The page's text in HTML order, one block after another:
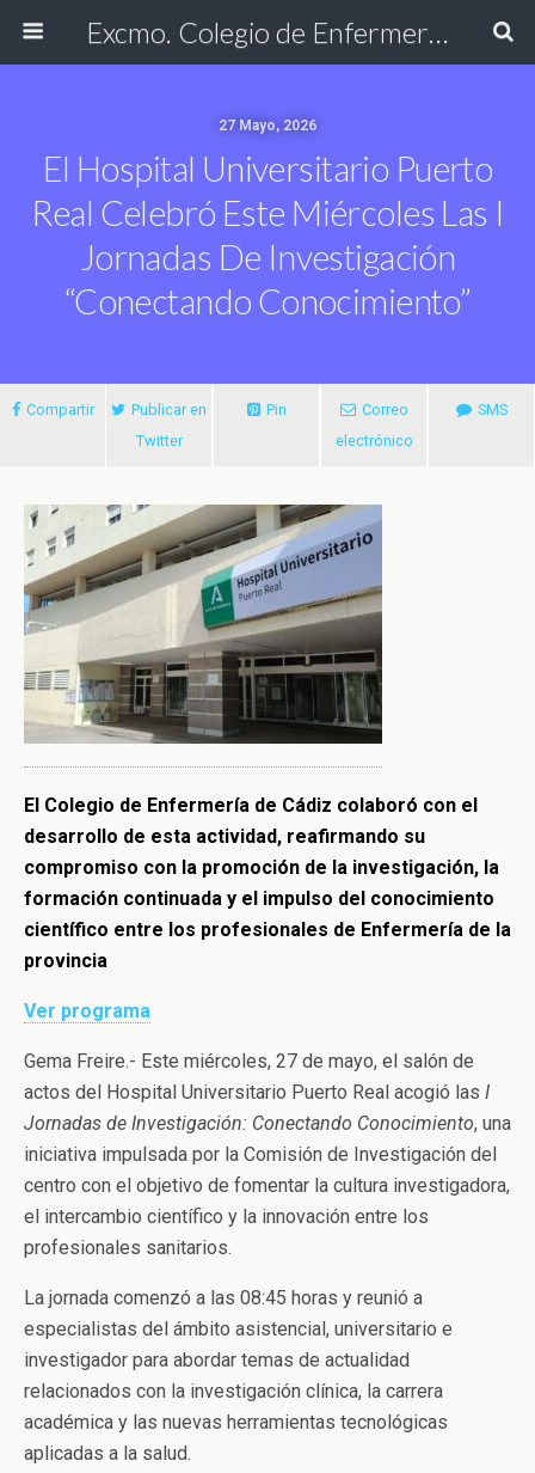
Excmo. Colegio de Enfermería de Cádiz
27 Mayo, 2026
El Hospital Universitario Puerto
Real Celebró Este Miércoles Las I
Jornadas De Investigación
“Conectando Conocimiento”
Compartir
Publicar en
Twitter
Pin
Correo
electrónico
SMS
El Colegio de Enfermería de Cádiz colaboró con el
desarrollo de esta actividad, reafirmando su
compromiso con la promoción de la investigación, la
formación continuada y el impulso del conocimiento
científico entre los profesionales de Enfermería de la
provincia
Ver programa
Gema Freire.- Este miércoles, 27 de mayo, el salón de
actos del Hospital Universitario Puerto Real acogió las I
Jornadas de Investigación: Conectando Conocimiento, una
iniciativa impulsada por la Comisión de Investigación del
centro con el objetivo de fomentar la cultura investigadora,
el intercambio científico y la innovación entre los
profesionales sanitarios.
La jornada comenzó a las 08:45 horas y reunió a
especialistas del ámbito asistencial, universitario e
investigador para abordar temas de actualidad
relacionados con la investigación clínica, la carrera
académica y las nuevas herramientas tecnológicas
aplicadas a la salud.